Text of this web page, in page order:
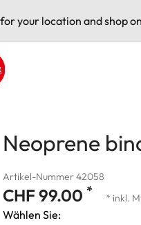
your location and shop
Neoprene
Artikel-Nummer 42058
CHF 99.00 * * inkl.
Wählen Sie: